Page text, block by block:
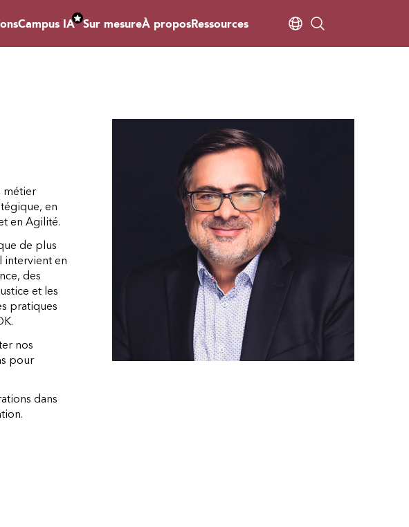
Campus IA Sur mesureÀ proposRessources
métier
en
en Agilité.
de plus
intervient en
des
et les
pratiques
nos
pour
dans